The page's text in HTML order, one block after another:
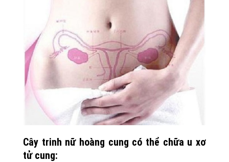
Cây trinh nữ hoàng cung có thể chữa u xơ
tử cung: